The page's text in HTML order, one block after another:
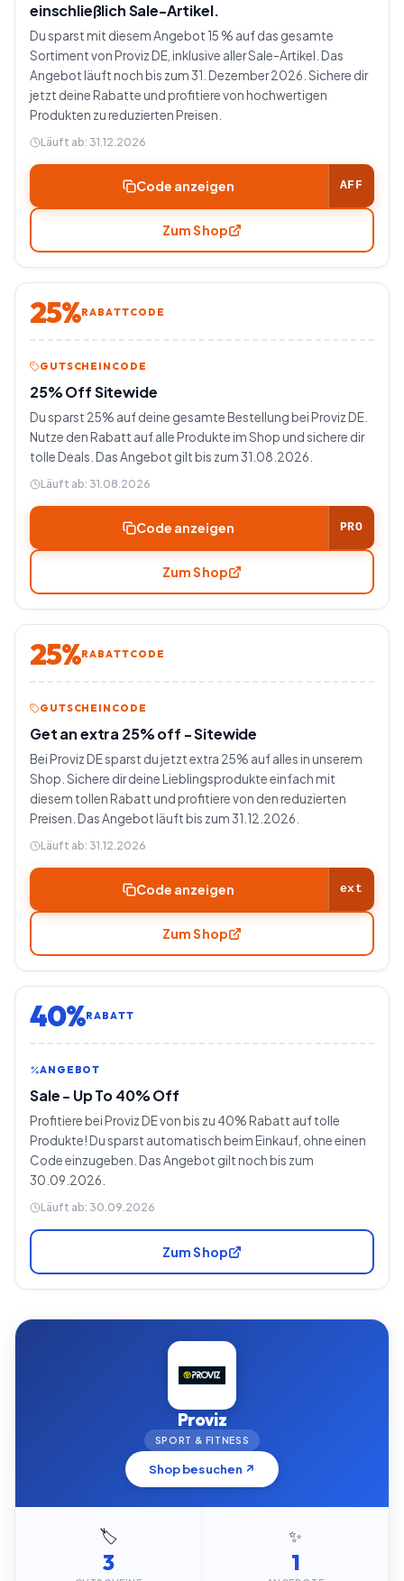
einschließlich Sale-Artikel.
Du sparst mit diesem Angebot 15 % auf das gesamte
Sortiment von Proviz DE, inklusive aller Sale-Artikel. Das
Angebot läuft noch bis zum 31. Dezember 2026. Sichere dir
jetzt deine Rabatte und profitiere von hochwertigen
Produkten zu reduzierten Preisen.
Läuft ab: 31.12.2026
Code anzeigen AFF
Zum Shop
25%RABATTCODE
GUTSCHEINCODE
25% Off Sitewide
Du sparst 25% auf deine gesamte Bestellung bei Proviz DE.
Nutze den Rabatt auf alle Produkte im Shop und sichere dir
tolle Deals. Das Angebot gilt bis zum 31.08.2026.
Läuft ab: 31.08.2026
Code anzeigen PRO
Zum Shop
25%RABATTCODE
GUTSCHEINCODE
Get an extra 25% off - Sitewide
Bei Proviz DE sparst du jetzt extra 25% auf alles in unserem
Shop. Sichere dir deine Lieblingsprodukte einfach mit
diesem tollen Rabatt und profitiere von den reduzierten
Preisen. Das Angebot läuft bis zum 31.12.2026.
Läuft ab: 31.12.2026
Code anzeigen ext
Zum Shop
40%RABATT
ANGEBOT
Sale - Up To 40% Off
Profitiere bei Proviz DE von bis zu 40% Rabatt auf tolle
Produkte! Du sparst automatisch beim Einkauf, ohne einen
Code einzugeben. Das Angebot gilt noch bis zum
30.09.2026.
Läuft ab: 30.09.2026
Zum Shop
Proviz
SPORT & FITNESS
Shop besuchen ↗
🏷️
3
✨
1